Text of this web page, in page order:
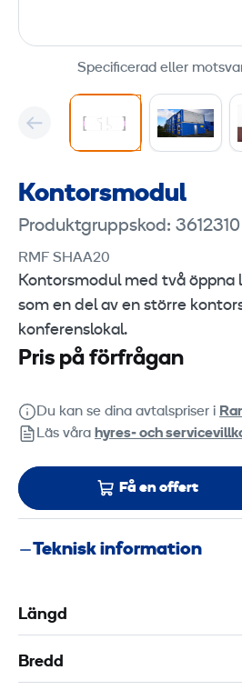
Specificerad eller
Kontorsmodul
Produktgruppskod: 3612310
RMF SHAA20
Kontorsmodul med två öppna
som en del av en större
konferenslokal.
Pris på förfrågan
Du kan se dina avtalspriser i
Läs våra hyres‑ och
Få en offert
Teknisk information
Längd
Bredd